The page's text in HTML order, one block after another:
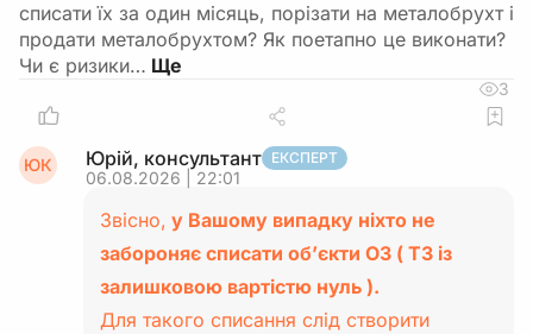
списати їх за один місяць, порізати на металобрухт і
продати металобрухтом? Як поетапно це виконати?
Чи є ризики…
3
ЮК Юрій, консультант ЕКСПЕРТ
06.08.2026 | 22:01
Звісно, у Вашому випадку ніхто не
забороняє списати об’єкти ОЗ ( ТЗ із
залишковою вартістю нуль ).
Для такого списання слід створити